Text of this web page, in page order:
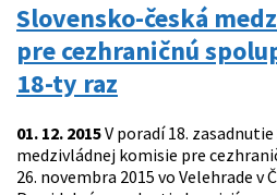
Slovensko-česká
pre cezhraničnú
18-ty raz
01. 12. 2015V poradí 18.
medzivládnej komisie pre
26. novembra 2015 vo Velehrade v